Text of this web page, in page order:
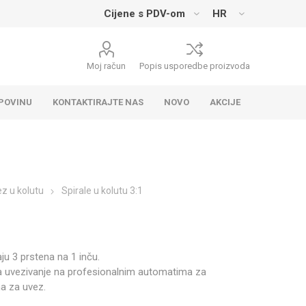
Moj račun Popis usporedbe proizvoda
KONTAKTIRAJTE NAS NOVO AKCIJE
u kolutu Spirale u kolutu 3:1
3 prstena na 1 inču.
na profesionalnim automatima za
za uvez.